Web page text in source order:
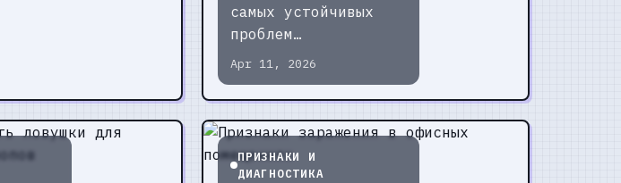
самых устойчивых
проблем…
Apr 11, 2026
ПРИЗНАКИ И
ДИАГНОСТИКА